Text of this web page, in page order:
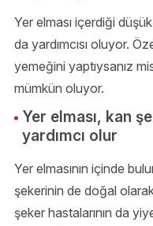
Yer elması içerdiği
da yardımcısı oluyor.
yemeğini yaptıysanız
mümkün oluyor.
Yer elması, kan
yardımcı olur
Yer elmasının içinde
şekerinin de doğal
şeker hastalarının da